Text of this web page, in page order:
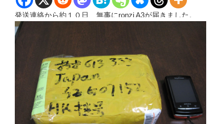
発送連絡から約１０日、無事にronzi A3が届きました。